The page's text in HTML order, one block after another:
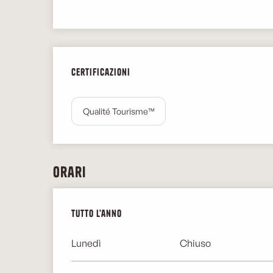
Offerte di
Certificazioni
Certificazioni
Qualité Tourisme™
Orari
Tutto l'anno
Tutto l'anno
Lunedì Chiuso